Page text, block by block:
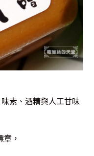
素、酒精與人工甘味
章，